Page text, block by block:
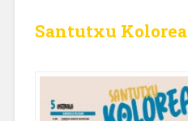
Santutxu Kolorea